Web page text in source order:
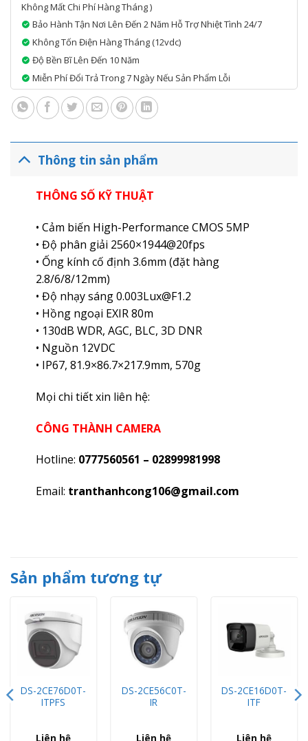
Không Mất Chi Phí Hàng Tháng )
Bảo Hành Tận Nơi Lên Đến 2 Năm Hỗ Trợ Nhiệt Tình 24/7
Không Tốn Điện Hàng Tháng (12vdc)
Độ Bền Bĩ Lên Đến 10 Năm
Miễn Phí Đổi Trả Trong 7 Ngày Nếu Sản Phẩm Lỗi
Thông tin sản phẩm
THÔNG SỐ KỸ THUẬT
• Cảm biến High-Performance CMOS 5MP
• Độ phân giải 2560×1944@20fps
• Ống kính cố định 3.6mm (đặt hàng
2.8/6/8/12mm)
• Độ nhạy sáng 0.003Lux@F1.2
• Hồng ngoại EXIR 80m
• 130dB WDR, AGC, BLC, 3D DNR
• Nguồn 12VDC
• IP67, 81.9×86.7×217.9mm, 570g
Mọi chi tiết xin liên hệ:
CÔNG THÀNH CAMERA
Hotline: 0777560561 – 02899981998
Email: tranthanhcong106@gmail.com
Sản phẩm tương tự
DS-2CE76D0T-
ITPFS
Liên hệ
DS-2CE56C0T-
IR
Liên hệ
DS-2CE16D0T-
ITF
Liên hệ